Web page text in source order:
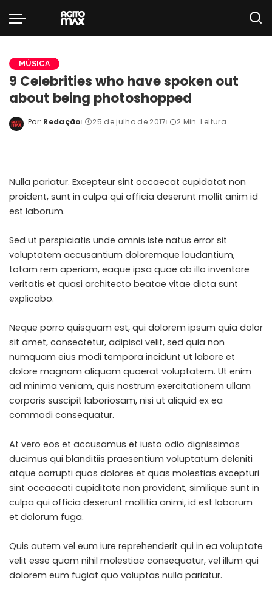
MÚSICA
9 Celebrities who have spoken out
about being photoshopped
Posted
Por: Redação 25 de julho de 2017 2 Min. Leitura
Nulla pariatur. Excepteur sint occaecat cupidatat non
proident, sunt in culpa qui officia deserunt mollit anim id
est laborum.
Sed ut perspiciatis unde omnis iste natus error sit
voluptatem accusantium doloremque laudantium,
totam rem aperiam, eaque ipsa quae ab illo inventore
veritatis et quasi architecto beatae vitae dicta sunt
explicabo.
Neque porro quisquam est, qui dolorem ipsum quia dolor
sit amet, consectetur, adipisci velit, sed quia non
numquam eius modi tempora incidunt ut labore et
dolore magnam aliquam quaerat voluptatem. Ut enim
ad minima veniam, quis nostrum exercitationem ullam
corporis suscipit laboriosam, nisi ut aliquid ex ea
commodi consequatur.
At vero eos et accusamus et iusto odio dignissimos
ducimus qui blanditiis praesentium voluptatum deleniti
atque corrupti quos dolores et quas molestias excepturi
sint occaecati cupiditate non provident, similique sunt in
culpa qui officia deserunt mollitia animi, id est laborum
et dolorum fuga.
Quis autem vel eum iure reprehenderit qui in ea voluptate
velit esse quam nihil molestiae consequatur, vel illum qui
dolorem eum fugiat quo voluptas nulla pariatur.